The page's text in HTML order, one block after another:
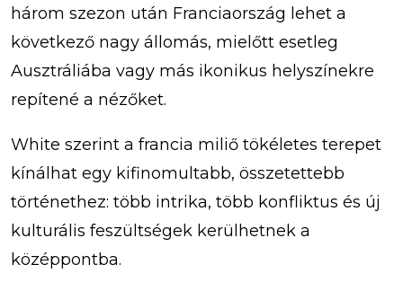
három szezon után Franciaország lehet a
következő nagy állomás, mielőtt esetleg
Ausztráliába vagy más ikonikus helyszínekre
repítené a nézőket.
White szerint a francia miliő tökéletes terepet
kínálhat egy kifinomultabb, összetettebb
történethez: több intrika, több konfliktus és új
kulturális feszültségek kerülhetnek a
középpontba.